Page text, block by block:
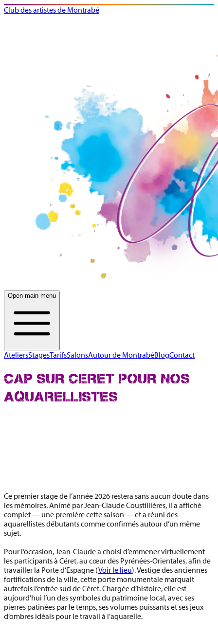
Club des artistes de Montrabé
Open main menu
AteliersStagesTarifsSalonsAutour de MontrabéBlogContact
CAP SUR CERET POUR NOS
AQUARELLISTES
Ce premier stage de l’année 2026 restera sans aucun doute dans
les mémoires. Animé par Jean-Claude Coustillières, il a affiché
complet — une première cette saison — et a réuni des
aquarellistes débutants comme confirmés autour d’un même
sujet.
Pour l’occasion, Jean-Claude a choisi d’emmener virtuellement
les participants à Céret, au cœur des Pyrénées-Orientales, afin de
travailler la Porte d’Espagne (Voir le lieu). Vestige des anciennes
fortifications de la ville, cette porte monumentale marquait
autrefois l’entrée sud de Céret. Chargée d’histoire, elle est
aujourd’hui l’un des symboles du patrimoine local, avec ses
pierres patinées par le temps, ses volumes puissants et ses jeux
d’ombres idéals pour le travail à l’aquarelle.